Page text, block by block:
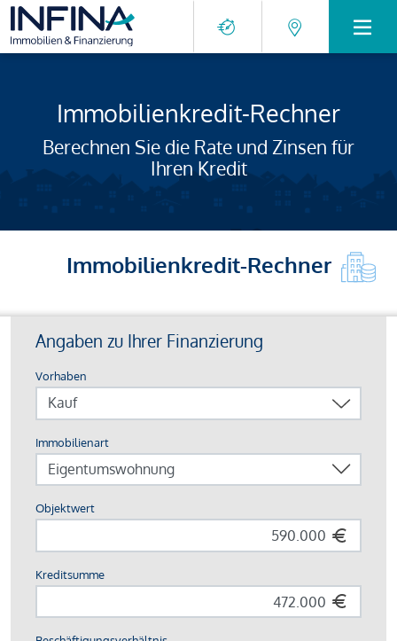
Immobilienkredit-Rechner
Berechnen Sie die Rate und Zinsen für
Ihren Kredit
Immobilienkredit-Rechner